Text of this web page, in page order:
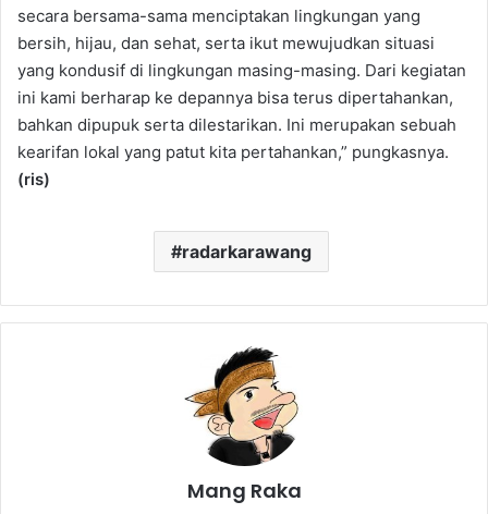
secara bersama-sama menciptakan lingkungan yang
bersih, hijau, dan sehat, serta ikut mewujudkan situasi
yang kondusif di lingkungan masing-masing. Dari kegiatan
ini kami berharap ke depannya bisa terus dipertahankan,
bahkan dipupuk serta dilestarikan. Ini merupakan sebuah
kearifan lokal yang patut kita pertahankan,” pungkasnya.
(ris)
radarkarawang
Mang Raka